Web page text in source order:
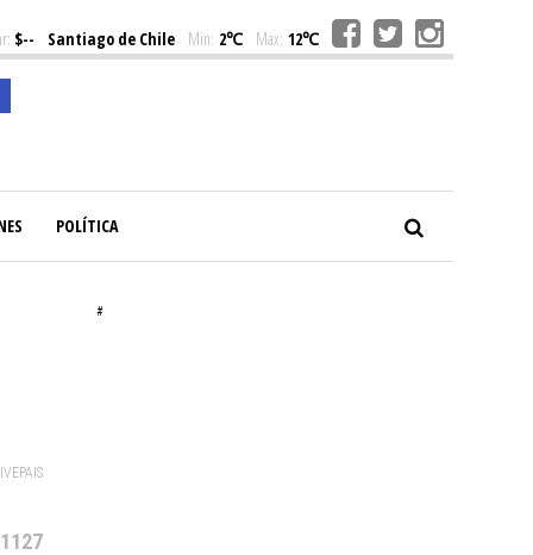
$-- Santiago de Chile Min: 2℃ Max: 12℃
POLÍTICA
#